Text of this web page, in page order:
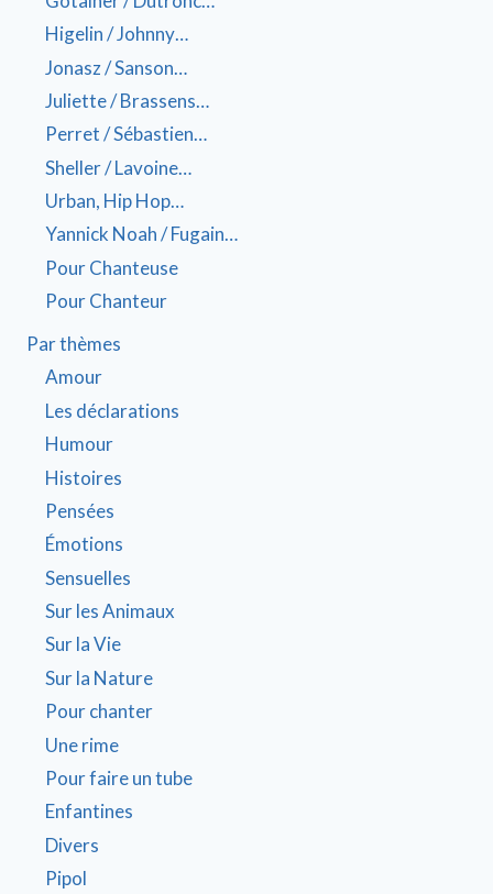
Higelin / Johnny…
Jonasz / Sanson…
Juliette / Brassens…
Perret / Sébastien…
Sheller / Lavoine…
Urban, Hip Hop…
Yannick Noah / Fugain…
Pour Chanteuse
Pour Chanteur
Par thèmes
Amour
Les déclarations
Humour
Histoires
Pensées
Émotions
Sensuelles
Sur les Animaux
Sur la Vie
Sur la Nature
Pour chanter
Une rime
Pour faire un tube
Enfantines
Divers
Pipol